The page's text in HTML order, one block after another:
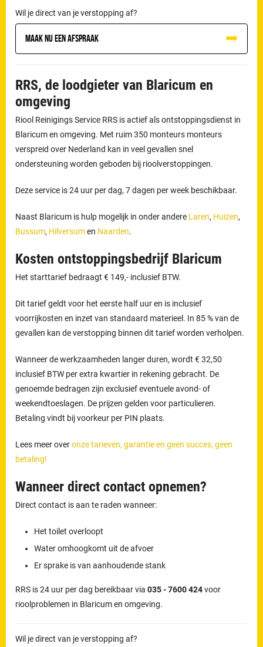
Wil je direct van je verstopping af?
Maak nu een afspraak
RRS, de loodgieter van Blaricum en
omgeving
Riool Reinigings Service RRS is actief als ontstoppingsdienst in
Blaricum en omgeving. Met ruim 350 monteurs monteurs
verspreid over Nederland kan in veel gevallen snel
ondersteuning worden geboden bij rioolverstoppingen.
Deze service is 24 uur per dag, 7 dagen per week beschikbaar.
Naast Blaricum is hulp mogelijk in onder andere Laren, Huizen,
Bussum, Hilversumen Naarden.
Kosten ontstoppingsbedrijf Blaricum
Het starttarief bedraagt € 149,- inclusief BTW.
Dit tarief geldt voor het eerste half uur en is inclusief
voorrijkosten en inzet van standaard materieel. In 85 % van de
gevallen kan de verstopping binnen dit tarief worden verholpen.
Wanneer de werkzaamheden langer duren, wordt € 32,50
inclusief BTW per extra kwartier in rekening gebracht. De
genoemde bedragen zijn exclusief eventuele avond- of
weekendtoeslagen. De prijzen gelden voor particulieren.
Betaling vindt bij voorkeur per PIN plaats.
Lees meer overonze tarieven, garantie en geen succes, geen
betaling!
Wanneer direct contact opnemen?
Direct contact is aan te raden wanneer:
Het toilet overloopt
Water omhoogkomt uit de afvoer
Er sprake is van aanhoudende stank
RRS is 24 uur per dag bereikbaar via035 - 7600 424voor
rioolproblemen in Blaricum en omgeving.
Wil je direct van je verstopping af?